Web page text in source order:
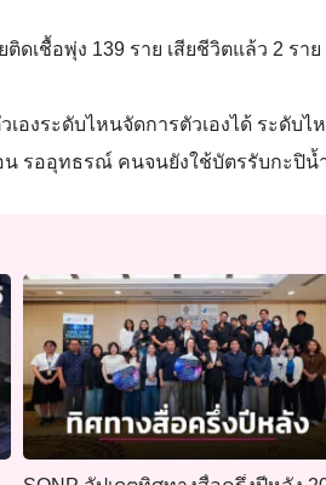
ดเชื้อพุ่ง 139 ราย เสียชีวิตแล้ว 2 ราย
เองระดับไหนจัดการตัวเองได้ ระดับ
น รออุทธรณ์ คนจนยังใช้บัตรรับกะปิน้